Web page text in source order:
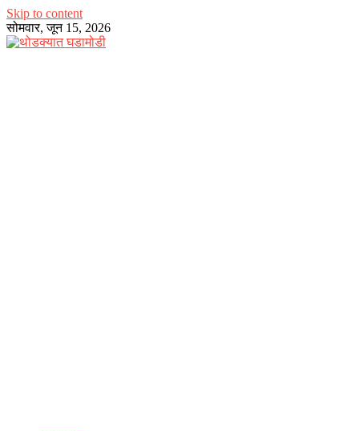
Skip to content
सोमवार, जून 15, 2026